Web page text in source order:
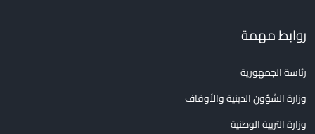
روابط مهمة
رئاسة الجمهورية
وزارة الشؤون الدينية والأوقاف
وزارة التربية الوطنية